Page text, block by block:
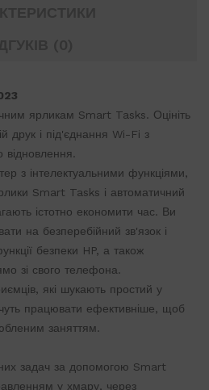
ярликам Smart Tasks. Оцініть
друк і під'єднання Wi-Fi з
відновлення.
з інтелектуальними функціями,
Smart Tasks і автоматичний
істотно економити час. Ви
на безперебійний зв'язок і
безпеки HP, а також
зі свого телефона.
які шукають простий у
працювати ефективніше, щоб
заняттям.
задач за допомогою Smart
у хмару, через